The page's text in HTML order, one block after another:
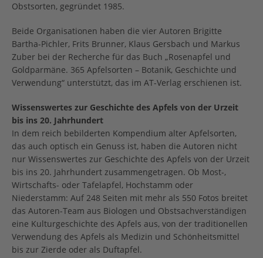
Obstsorten, gegründet 1985.
Beide Organisationen haben die vier Autoren Brigitte
Bartha-Pichler, Frits Brunner, Klaus Gersbach und Markus
Zuber bei der Recherche für das Buch „Rosenapfel und
Goldparmäne. 365 Apfelsorten – Botanik, Geschichte und
Verwendung“ unterstützt, das im AT-Verlag erschienen ist.
Wissenswertes zur Geschichte des Apfels von der Urzeit
bis ins 20. Jahrhundert
In dem reich bebilderten Kompendium alter Apfelsorten,
das auch optisch ein Genuss ist, haben die Autoren nicht
nur Wissenswertes zur Geschichte des Apfels von der Urzeit
bis ins 20. Jahrhundert zusammengetragen. Ob Most-,
Wirtschafts- oder Tafelapfel, Hochstamm oder
Niederstamm: Auf 248 Seiten mit mehr als 550 Fotos breitet
das Autoren-Team aus Biologen und Obstsachverständigen
eine Kulturgeschichte des Apfels aus, von der traditionellen
Verwendung des Apfels als Medizin und Schönheitsmittel
bis zur Zierde oder als Duftapfel.